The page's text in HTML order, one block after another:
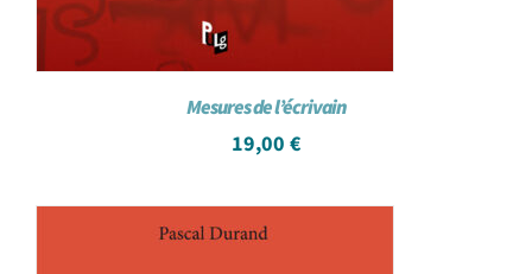
Mesures de l’écrivain
19,00 €